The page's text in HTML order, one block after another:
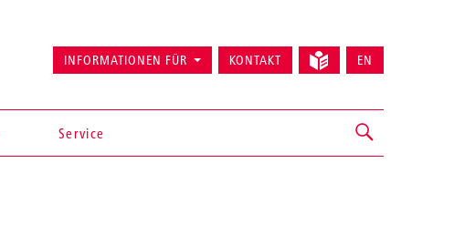
Service
INFORMATIONEN FÜR KONTAKT EN